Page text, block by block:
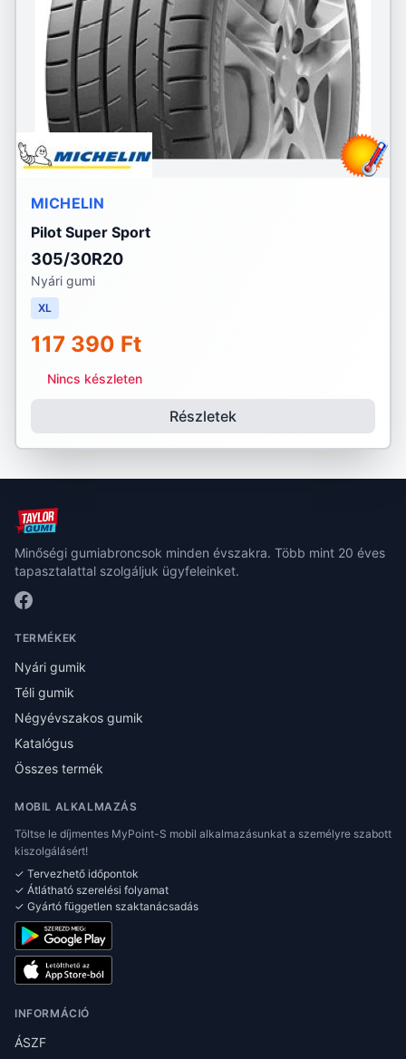
MICHELIN
Pilot Super Sport
305/30R20
Nyári gumi
XL
117 390 Ft
Nincs készleten
Részletek
Minőségi gumiabroncsok minden évszakra. Több mint 20 éves
tapasztalattal szolgáljuk ügyfeleinket.
TERMÉKEK
Nyári gumik
Téli gumik
Négyévszakos gumik
Katalógus
Összes termék
MOBIL ALKALMAZÁS
Töltse le díjmentes MyPoint-S mobil alkalmazásunkat a személyre szabott
kiszolgálásért!
✓ Tervezhető időpontok
✓ Átlátható szerelési folyamat
✓ Gyártó független szaktanácsadás
INFORMÁCIÓ
ÁSZF